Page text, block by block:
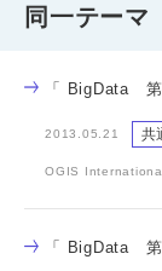
同一テー
「 BigData
2013.05.21 共
OGIS
「 BigData